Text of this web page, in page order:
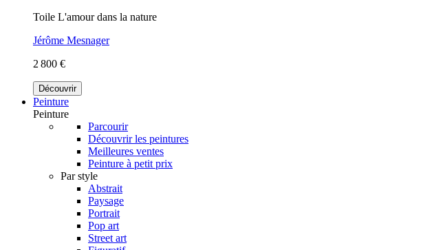
Toile L'amour dans la nature
Jérôme Mesnager
2 800 €
Découvrir
Peinture
Peinture
Parcourir
Découvrir les peintures
Meilleures ventes
Peinture à petit prix
Par style
Abstrait
Paysage
Portrait
Pop art
Street art